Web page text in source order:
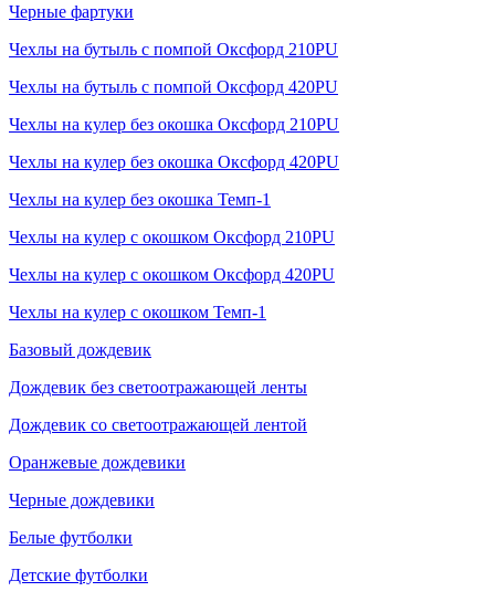
Черные фартуки
Чехлы на бутыль с помпой Оксфорд 210PU
Чехлы на бутыль с помпой Оксфорд 420PU
Чехлы на кулер без окошка Оксфорд 210PU
Чехлы на кулер без окошка Оксфорд 420PU
Чехлы на кулер без окошка Темп-1
Чехлы на кулер с окошком Оксфорд 210PU
Чехлы на кулер с окошком Оксфорд 420PU
Чехлы на кулер с окошком Темп-1
Базовый дождевик
Дождевик без светоотражающей ленты
Дождевик со светоотражающей лентой
Оранжевые дождевики
Черные дождевики
Белые футболки
Детские футболки